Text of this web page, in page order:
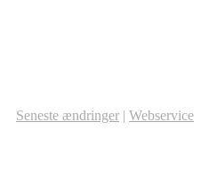
Seneste ændringer | Webservice